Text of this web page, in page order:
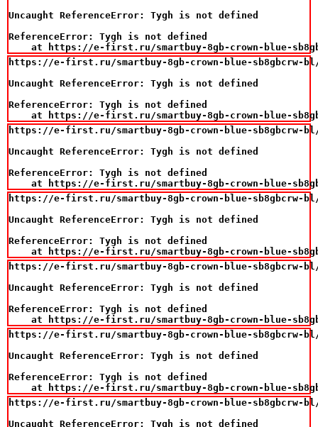
Uncaught ReferenceError: Tygh is not defined
ReferenceError: Tygh is not defined
at https://e-first.ru/smartbuy-8gb-crown-blue-
https://e-first.ru/smartbuy-8gb-crown-blue-sb8gbcrw-bl/
Uncaught ReferenceError: Tygh is not defined
ReferenceError: Tygh is not defined
at https://e-first.ru/smartbuy-8gb-crown-blue-
https://e-first.ru/smartbuy-8gb-crown-blue-sb8gbcrw-bl/
Uncaught ReferenceError: Tygh is not defined
ReferenceError: Tygh is not defined
at https://e-first.ru/smartbuy-8gb-crown-blue-
https://e-first.ru/smartbuy-8gb-crown-blue-sb8gbcrw-bl/
Uncaught ReferenceError: Tygh is not defined
ReferenceError: Tygh is not defined
at https://e-first.ru/smartbuy-8gb-crown-blue-
https://e-first.ru/smartbuy-8gb-crown-blue-sb8gbcrw-bl/
Uncaught ReferenceError: Tygh is not defined
ReferenceError: Tygh is not defined
at https://e-first.ru/smartbuy-8gb-crown-blue-
https://e-first.ru/smartbuy-8gb-crown-blue-sb8gbcrw-bl/
Uncaught ReferenceError: Tygh is not defined
ReferenceError: Tygh is not defined
at https://e-first.ru/smartbuy-8gb-crown-blue-
https://e-first.ru/smartbuy-8gb-crown-blue-sb8gbcrw-bl/
Uncaught ReferenceError: Tygh is not defined